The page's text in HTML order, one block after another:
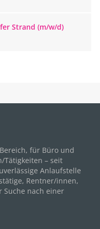
Strand (m/w/d)
für Büro und
Tätigkeiten – seit
Anlaufstelle
Rentner/innen,
Suche nach einer